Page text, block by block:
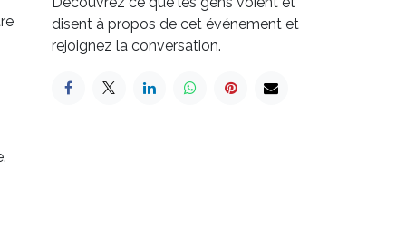
disent à propos de cet événement et
rejoignez la conversation.